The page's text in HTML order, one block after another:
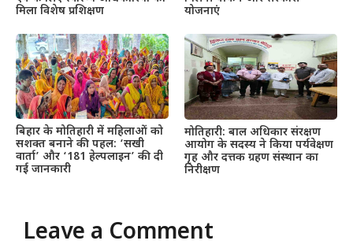
मिला विशेष प्रशिक्षण
योजनाएं
बिहार के मोतिहारी में महिलाओं को
सशक्त बनाने की पहल: ‘सखी
वार्ता’ और ‘181 हेल्पलाइन’ की दी
गई जानकारी
मोतिहारी: बाल अधिकार संरक्षण
आयोग के सदस्य ने किया पर्यवेक्षण
गृह और दत्तक ग्रहण संस्थान का
निरीक्षण
Leave a Comment